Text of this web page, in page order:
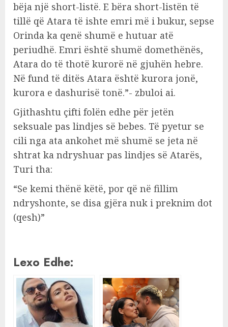
bëja një short-listë. E bëra short-listën të
tillë që Atara të ishte emri më i bukur, sepse
Orinda ka qenë shumë e hutuar atë
periudhë. Emri është shumë domethënës,
Atara do të thotë kurorë në gjuhën hebre.
Në fund të ditës Atara është kurora jonë,
kurora e dashurisë tonë.”- zbuloi ai.
Gjithashtu çifti folën edhe për jetën
seksuale pas lindjes së bebes. Të pyetur se
cili nga ata ankohet më shumë se jeta në
shtrat ka ndryshuar pas lindjes së Atarës,
Turi tha:
“Se kemi thënë këtë, por që në fillim
ndryshonte, se disa gjëra nuk i preknim dot
(qesh)”
Lexo Edhe: